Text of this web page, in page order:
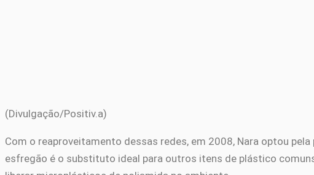
(Divulgação/Positiv.a)
Com o reaproveitamento dessas redes, em 2008, Nara optou
esfregão é o substituto ideal para outros itens de plástico